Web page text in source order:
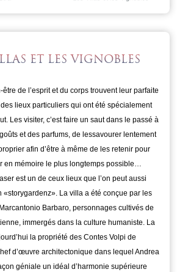
ET LES VIGNOBLES
de l’esprit et du corps trouvent leur parfaite
lieux particuliers qui ont été spécialement
Les visiter, c’est faire un saut dans le passé à
et des parfums, de lessavourer lentement
afin d’être à même de les retenir pour
en mémoire le plus longtemps possible…
est un de ceux lieux que l’on peut aussi
«storygardenz». La villa a été conçue par les
Barbaro, personnages cultivés de
immergés dans la culture humaniste. La
la propriété des Contes Volpi de
d’œuvre architectonique dans lequel Andrea
géniale un idéal d’harmonie supérieure